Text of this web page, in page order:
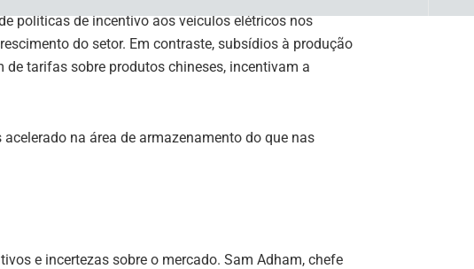
políticas de incentivo aos veículos elétricos nos
do setor. Em contraste, subsídios à produção
tarifas sobre produtos chineses, incentivam a
na área de armazenamento do que nas
e incertezas sobre o mercado. Sam Adham, chefe